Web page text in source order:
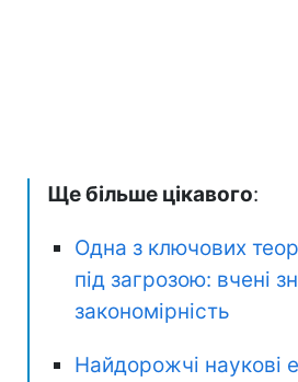
Ще більше цікавого:
Одна з ключових
під загрозою: вчені
закономірність
Найдорожчі наукові